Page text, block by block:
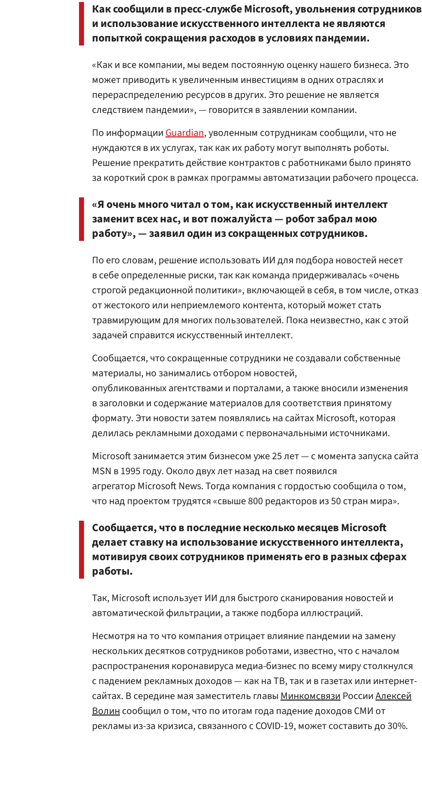
Как сообщили в пресс-службе Microsoft, увольнения сотрудников
и использование искусственного интеллекта не являются
попыткой сокращения расходов в условиях пандемии.
«Как и все компании, мы ведем постоянную оценку нашего бизнеса. Это
может приводить к увеличенным инвестициям в одних отраслях и
перераспределению ресурсов в других. Это решение не является
следствием пандемии», — говорится в заявлении компании.
По информацииGuardian, уволенным сотрудникам сообщили, что не
нуждаются в их услугах, так как их работу могут выполнять роботы.
Решение прекратить действие контрактов с работниками было принято
за короткий срок в рамках программы автоматизации рабочего процесса.
«Я очень много читал о том, как искусственный интеллект
заменит всех нас, и вот пожалуйста — робот забрал мою
работу», — заявил один из сокращенных сотрудников.
По его словам, решение использовать ИИ для подбора новостей несет
в себе определенные риски, так как команда придерживалась «очень
строгой редакционной политики», включающей в себя, в том числе, отказ
от жестокого или неприемлемого контента, который может стать
травмирующим для многих пользователей. Пока неизвестно, как с этой
задачей справится искусственный интеллект.
Сообщается, что сокращенные сотрудники не создавали собственные
материалы, но занимались отбором новостей,
опубликованных агентствами и порталами, а также вносили изменения
в заголовки и содержание материалов для соответствия принятому
формату. Эти новости затем появлялись на сайтах Microsoft, которая
делилась рекламными доходами с первоначальными источниками.
Microsoft занимается этим бизнесом уже 25 лет — с момента запуска сайта
MSN в 1995 году. Около двух лет назад на свет появился
агрегатор Microsoft News. Тогда компания с гордостью сообщила о том,
что над проектом трудятся «свыше 800 редакторов из 50 стран мира».
Сообщается, что в последние несколько месяцев Microsoft
делает ставку на использование искусственного интеллекта,
мотивируя своих сотрудников применять его в разных сферах
работы.
Так, Microsoft использует ИИ для быстрого сканирования новостей и
автоматической фильтрации, а также подбора иллюстраций.
Несмотря на то что компания отрицает влияние пандемии на замену
нескольких десятков сотрудников роботами, известно, что с началом
распространения коронавируса медиа-бизнес по всему миру столкнулся
с падением рекламных доходов — как на ТВ, так и в газетах или интернет-
сайтах. В середине мая заместитель главыМинкомсвязиРоссииАлексей
Волинсообщил о том, что по итогам года падение доходов СМИ от
рекламы из-за кризиса, связанного с COVID-19, может составить до 30%.